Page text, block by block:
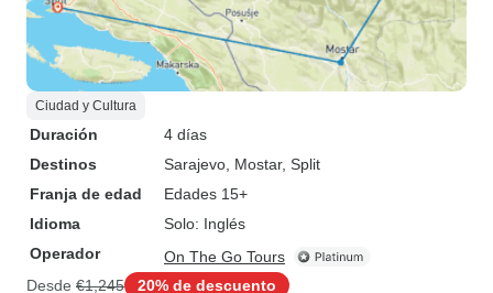
Ciudad y Cultura
Duración
4 días
Destinos
Sarajevo , Mostar, Split
Franja de edad
Edades 15+
Idioma
Solo: Inglés
Operador
On The Go Tours
Desde €1,245 20% de descuento